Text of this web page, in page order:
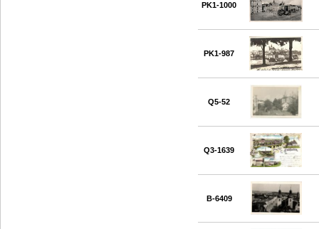
PK1-1000
PK1-987
Q5-52
Q3-1639
B-6409